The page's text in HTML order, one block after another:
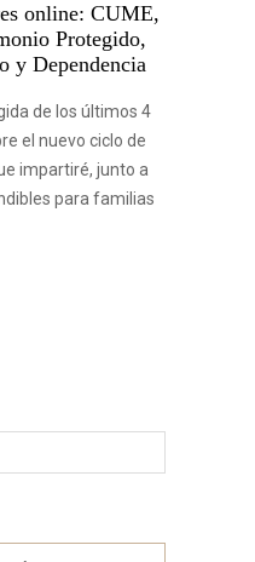
online: CUME,
Protegido,
y Dependencia
de los últimos 4
el nuevo ciclo de
impartiré, junto a
para familias